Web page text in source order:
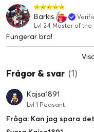
Barkis
Lvl 24 Master of the
Fungerar bra!
Frågor & svar (1)
Kajsa1891
Lvl 1 Peasant
Fråga: Kan jag spara